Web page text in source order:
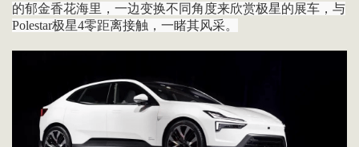
的郁金香花海里，一边变换不同角度来欣赏极星的展车，与
Polestar极星4零距离接触，一睹其风采。